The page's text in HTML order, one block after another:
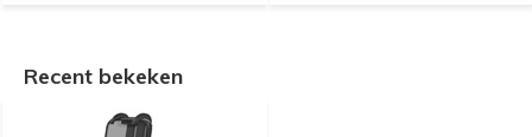
Recent bekeken